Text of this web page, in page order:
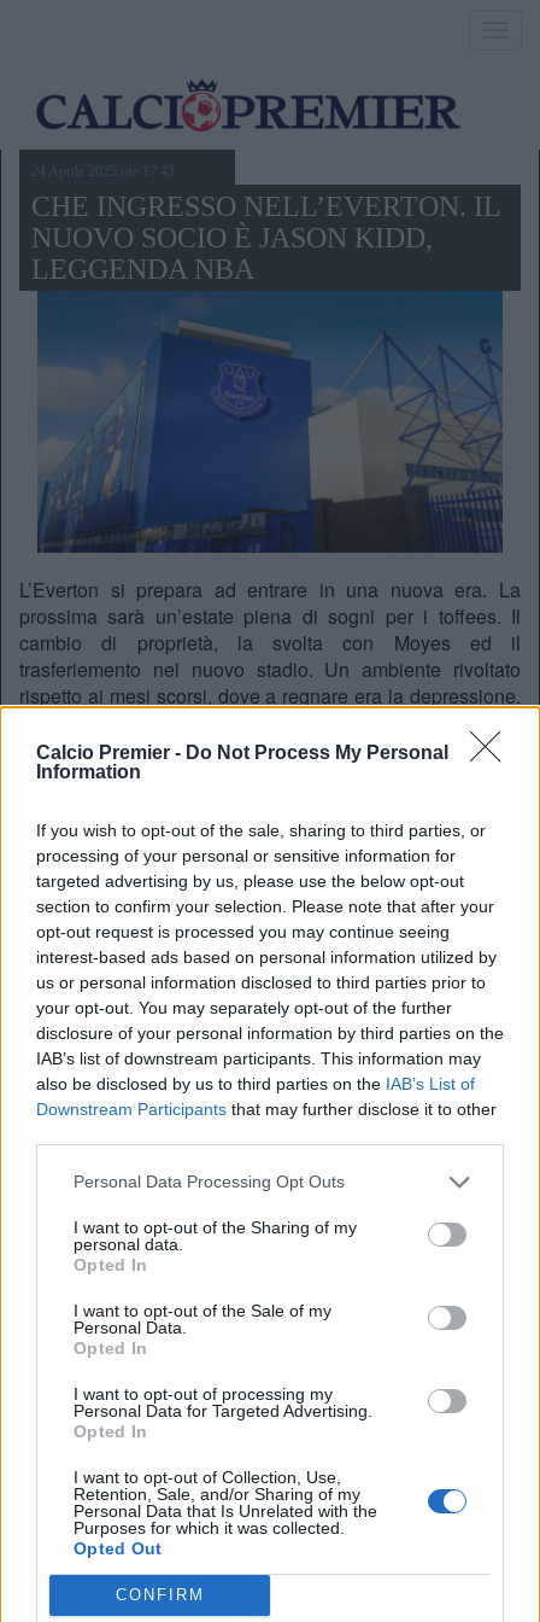
Calcio Premier - Do Not Process My Personal
Information
If you wish to opt-out of the sale, sharing to third parties, or
processing of your personal or sensitive information for
targeted advertising by us, please use the below opt-out
section to confirm your selection. Please note that after your
opt-out request is processed you may continue seeing
interest-based ads based on personal information utilized by
us or personal information disclosed to third parties prior to
your opt-out. You may separately opt-out of the further
disclosure of your personal information by third parties on the
IAB’s list of downstream participants. This information may
also be disclosed by us to third parties on the IAB’s List of
Downstream Participants that may further disclose it to other
Personal Data Processing Opt Outs
I want to opt-out of the Sharing of my
personal data.
Opted In
I want to opt-out of the Sale of my
Personal Data.
Opted In
I want to opt-out of processing my
Personal Data for Targeted Advertising.
Opted In
I want to opt-out of Collection, Use,
Retention, Sale, and/or Sharing of my
Personal Data that Is Unrelated with the
Purposes for which it was collected.
Opted Out
CONFIRM
24 Aprile 2025,ore 17.43
CHE INGRESSO NELL’EVERTON. IL
NUOVO SOCIO È JASON KIDD,
LEGGENDA NBA
L’Everton si prepara ad entrare in una nuova era. La
prossima sarà un’estate piena di sogni per i toffees. Il
cambio di proprietà, la svolta con Moyes ed il
trasferiemento nel nuovo stadio. Un ambiente rivoltato
rispetto ai mesi scorsi, dove a regnare era la depressione.
La Roundhouse Capitald Holdings, parte del gruppo
Friedkin ha tra i suoi investori anche
soprattutto con le maglia di Dallas e New Jersey Nets è
quindi un nuovo toffees. L’attuale coach dei Mavericks si è
detto entusiasta della nuova avventura:
Sono onorato di entrare a far parte della proprietà
dell’Everton in un momento così importante: con un nuovo
stadio all’orizzonte e un futuro luminoso davanti a sé,
un’ottima occasione per entrare a far parte del team
Anno di Fondazione:1878 come Domingo's FC
Stadio:Goodison Park
Presidente:Dan Friedkin
Manager:David Moyes
ALBO D'ORO
Premier League: 9
FA Cup:5
League Cup: 9
FA Community Shield:1